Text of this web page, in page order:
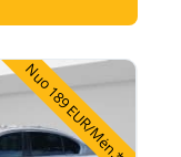
Nuo 189 EUR/Mėn.*